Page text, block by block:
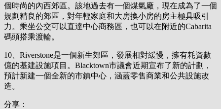
個時尚的內西郊區。該地過去有一個煤氣廠，現在成為了一個
規劃精良的郊區，對年輕家庭和大房換小房的房主極具吸引
力。乘坐公交可以直達中心商務區，也可以在附近的Cabarita
碼頭搭乘渡輪。
10、Riverstone是一個新生郊區，發展相對緩慢，擁有耗資數
億的基建設施項目。Blacktown市議會近期宣布了新的計劃，
預計新建一個全新的市鎮中心，涵蓋零售商業和公共設施改
造。
分享：